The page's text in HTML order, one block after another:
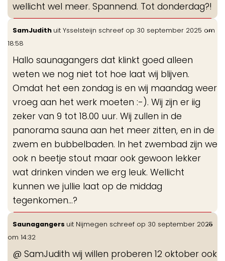
wellicht wel meer. Spannend. Tot donderdag?!
SamJudith uit Ysselsteijn schreef op 30 september 2025 om
18:58
Hallo saunagangers dat klinkt goed alleen
weten we nog niet tot hoe laat wij blijven.
Omdat het een zondag is en wij maandag weer
vroeg aan het werk moeten :-). Wij zijn er iig
zeker van 9 tot 18.00 uur. Wij zullen in de
panorama sauna aan het meer zitten, en in de
zwem en bubbelbaden. In het zwembad zijn we
ook n beetje stout maar ook gewoon lekker
wat drinken vinden we erg leuk. Wellicht
kunnen we jullie laat op de middag
tegenkomen…?
...
Saunagangers uit Nijmegen schreef op 30 september 2025
om 14:32
@ SamJudith wij willen proberen 12 oktober ook
...